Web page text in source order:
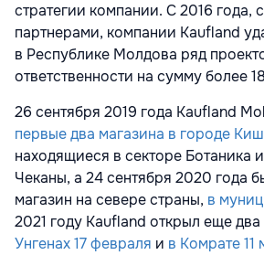
стратегии компании. С 2016
партнерами, компании Kaufland
в Республике Молдова ряд
ответственности на сумму более
26 сентября 2019 года Kaufland
первые два магазина в городе
находящиеся в секторе Ботаника
Чеканы, а 24 сентября 2020 года
магазин на севере страны, в
2021 году Kaufland открыл еще два
Унгенах 17 февраля и в Комрате 11